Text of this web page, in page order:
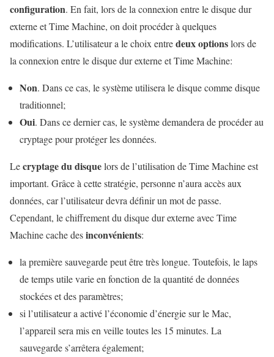
configuration. En fait, lors de la connexion entre le disque dur
externe et Time Machine, on doit procéder à quelques
modifications. L’utilisateur a le choix entredeux optionslors de
la connexion entre le disque dur externe et Time Machine:
Non. Dans ce cas, le système utilisera le disque comme disque
traditionnel;
Oui. Dans ce dernier cas, le système demandera de procéder au
cryptage pour protéger les données.
Lecryptage du disquelors de l’utilisation de Time Machine est
important. Grâce à cette stratégie, personne n’aura accès aux
données, car l’utilisateur devra définir un mot de passe.
Cependant, le chiffrement du disque dur externe avec Time
Machine cache desinconvénients:
la première sauvegarde peut être très longue. Toutefois, le laps
de temps utile varie en fonction de la quantité de données
stockées et des paramètres;
si l’utilisateur a activé l’économie d’énergie sur le Mac,
l’appareil sera mis en veille toutes les 15 minutes. La
sauvegarde s’arrêtera également;